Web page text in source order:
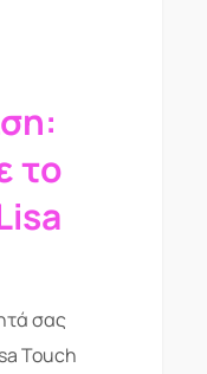
το
σας
Touch